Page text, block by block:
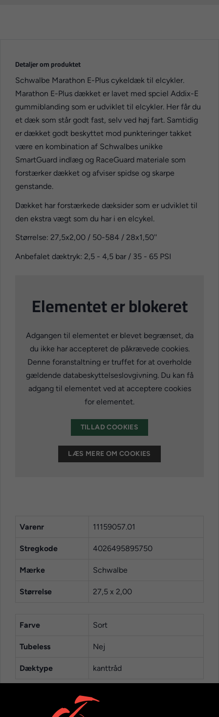
Detaljer om produktet
Schwalbe Marathon E-Plus cykeldæk til elcykler.
Marathon E-Plus dækket er lavet med spciel Addix-E
gummiblanding som er udviklet til elcykler. Her får du
et dæk som står godt fast, selv ved høj fart. Samtidig
er dækket godt beskyttet mod punkteringer takket
være en kombination af Schwalbes unikke
SmartGuard indlæg og RaceGuard materiale som
forstærker dækket og afviser spidse og skarpe
genstande.
Dækket har forstærkede dæksider som er udviklet til
den ekstra vægt som du har i en elcykel.
Størrelse: 27,5x2,00 / 50-584 / 28x1,50''
Anbefalet dæktryk: 2,5 - 4,5 bar / 35 - 65 PSI
Elementet er blokeret
Adgangen til elementet er blevet begrænset, da
du ikke har accepteret de påkrævede cookies.
Denne foranstaltning er truffet for at overholde
gældende databeskyttelseslovgivning. Du kan få
adgang til elementet ved at acceptere cookies
for elementet.
TILLAD COOKIES
LÆS MERE OM COOKIES
Varenr 11159057.01
Stregkode 4026495895750
Mærke Schwalbe
Størrelse 27,5 x 2,00
Farve Sort
Tubeless Nej
Dæktype kanttråd